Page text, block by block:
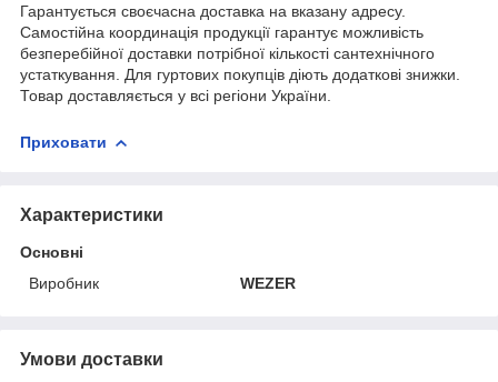
Гарантується своєчасна доставка на вказану адресу.
Самостійна координація продукції гарантує можливість
безперебійної доставки потрібної кількості сантехнічного
устаткування. Для гуртових покупців діють додаткові знижки.
Товар доставляється у всі регіони України.
Приховати
Характеристики
Основні
Виробник
WEZER
Умови доставки